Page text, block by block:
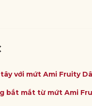
với mứt Ami Fruity
bắt mắt từ mứt Ami